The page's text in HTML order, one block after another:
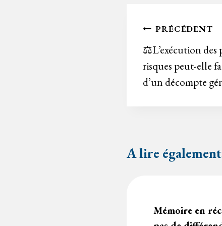
Navigation
de
l’article
PRÉCÉDENT
⚖️L’exécution des
risques peut-elle
d’un décompte
A lire également
Mémoire en